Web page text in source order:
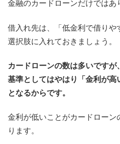
金融のカードローンだけではあ
借入れ先は、「低金利で借りや
選択肢に入れておきましょう。
カードローンの数は多いです
基準としてはやはり「金利が
となるからです。
金利が低いことがカードローン
ります。